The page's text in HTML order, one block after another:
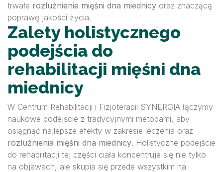
trwałe rozluźnienie mięśni dna miednicy oraz znaczącą
poprawę jakości życia.
Zalety holistycznego
podejścia do
rehabilitacji mięśni dna
miednicy
W Centrum Rehabilitacji i Fizjoterapii SYNERGIA łączymy
naukowe podejście z tradycyjnymi metodami, aby
osiągnąć najlepsze efekty w zakresie leczenia oraz
rozluźnienia mięśni dna miednicy. Holistyczne podejście
do rehabilitacji tej części ciała koncentruje się nie tylko
na objawach, ale skupia się przede wszystkim na